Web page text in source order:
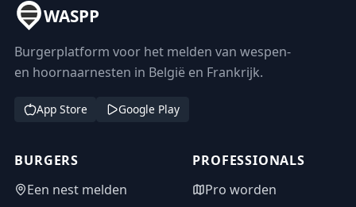
WASPP
Burgerplatform voor het melden van wespen-
en hoornaarnesten in België en Frankrijk.
App Store Google Play
BURGERS
Een nest melden
PROFESSIONALS
Pro worden